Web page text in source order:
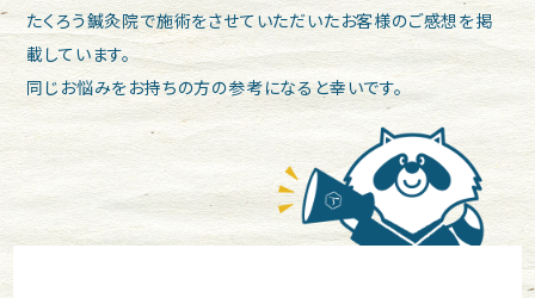
たくろう鍼灸院で施術をさせていただいたお客様のご感想を掲
載しています。
同じお悩みをお持ちの方の参考になると幸いです。